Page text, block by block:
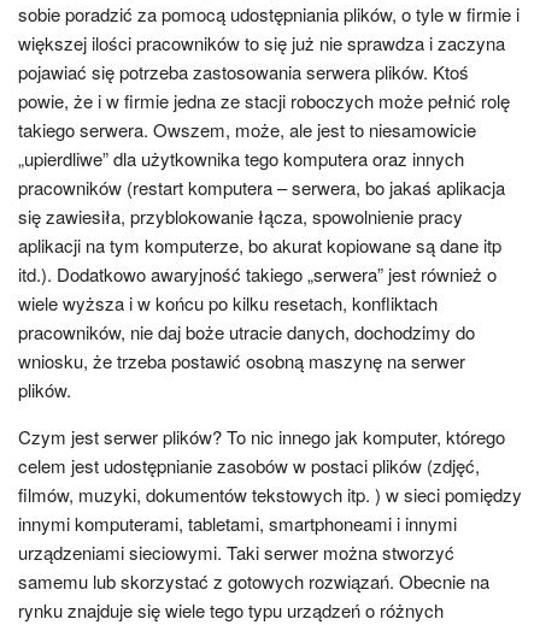
sobie poradzić za pomocą udostępniania plików, o tyle w firmie i
większej ilości pracowników to się już nie sprawdza i zaczyna
pojawiać się potrzeba zastosowania serwera plików. Ktoś
powie, że i w firmie jedna ze stacji roboczych może pełnić rolę
takiego serwera. Owszem, może, ale jest to niesamowicie
„upierdliwe” dla użytkownika tego komputera oraz innych
pracowników (restart komputera – serwera, bo jakaś aplikacja
się zawiesiła, przyblokowanie łącza, spowolnienie pracy
aplikacji na tym komputerze, bo akurat kopiowane są dane itp
itd.). Dodatkowo awaryjność takiego „serwera” jest również o
wiele wyższa i w końcu po kilku resetach, konfliktach
pracowników, nie daj boże utracie danych, dochodzimy do
wniosku, że trzeba postawić osobną maszynę na serwer
plików.
Czym jest serwer plików? To nic innego jak komputer, którego
celem jest udostępnianie zasobów w postaci plików (zdjęć,
filmów, muzyki, dokumentów tekstowych itp. ) w sieci pomiędzy
innymi komputerami, tabletami, smartphoneami i innymi
urządzeniami sieciowymi. Taki serwer można stworzyć
samemu lub skorzystać z gotowych rozwiązań. Obecnie na
rynku znajduje się wiele tego typu urządzeń o różnych